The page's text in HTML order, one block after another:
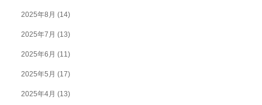
2025年8月 (14)
2025年7月 (13)
2025年6月 (11)
2025年5月 (17)
2025年4月 (13)